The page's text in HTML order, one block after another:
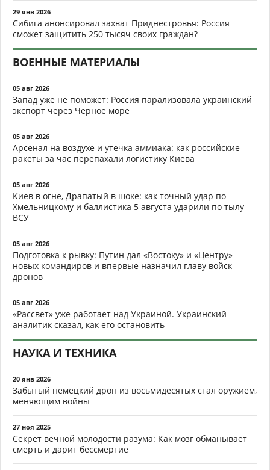
29 янв 2026
Сибига анонсировал захват Приднестровья: Россия
сможет защитить 250 тысяч своих граждан?
ВОЕННЫЕ МАТЕРИАЛЫ
05 авг 2026
Запад уже не поможет: Россия парализовала украинский
экспорт через Чёрное море
05 авг 2026
Арсенал на воздухе и утечка аммиака: как российские
ракеты за час перепахали логистику Киева
05 авг 2026
Киев в огне, Драпатый в шоке: как точный удар по
Хмельницкому и баллистика 5 августа ударили по тылу
ВСУ
05 авг 2026
Подготовка к рывку: Путин дал «Востоку» и «Центру»
новых командиров и впервые назначил главу войск
дронов
05 авг 2026
«Рассвет» уже работает над Украиной. Украинский
аналитик сказал, как его остановить
НАУКА И ТЕХНИКА
20 янв 2026
Забытый немецкий дрон из восьмидесятых стал оружием,
меняющим войны
27 ноя 2025
Секрет вечной молодости разума: Как мозг обманывает
смерть и дарит бессмертие